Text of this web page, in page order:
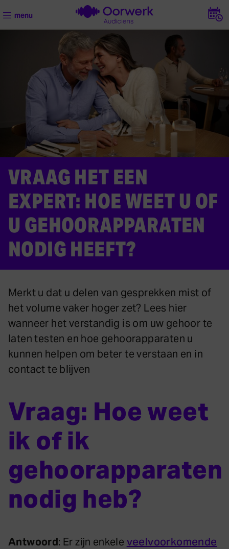
menu
VRAAG HET EEN
EXPERT: HOE WEET U OF
U GEHOORAPPARATEN
NODIG HEEFT?
Merkt u dat u delen van gesprekken mist of
het volume vaker hoger zet? Lees hier
wanneer het verstandig is om uw gehoor te
laten testen en hoe gehoorapparaten u
kunnen helpen om beter te verstaan en in
contact te blijven
Vraag: Hoe weet
ik of ik
gehoorapparaten
nodig heb?
Antwoord: Er zijn enkele veelvoorkomende